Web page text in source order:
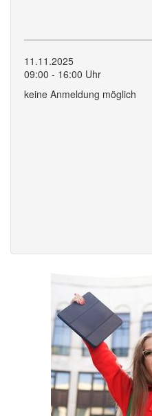
11.11.2025
09:00 - 16:00 Uhr
keine Anmeldung möglich